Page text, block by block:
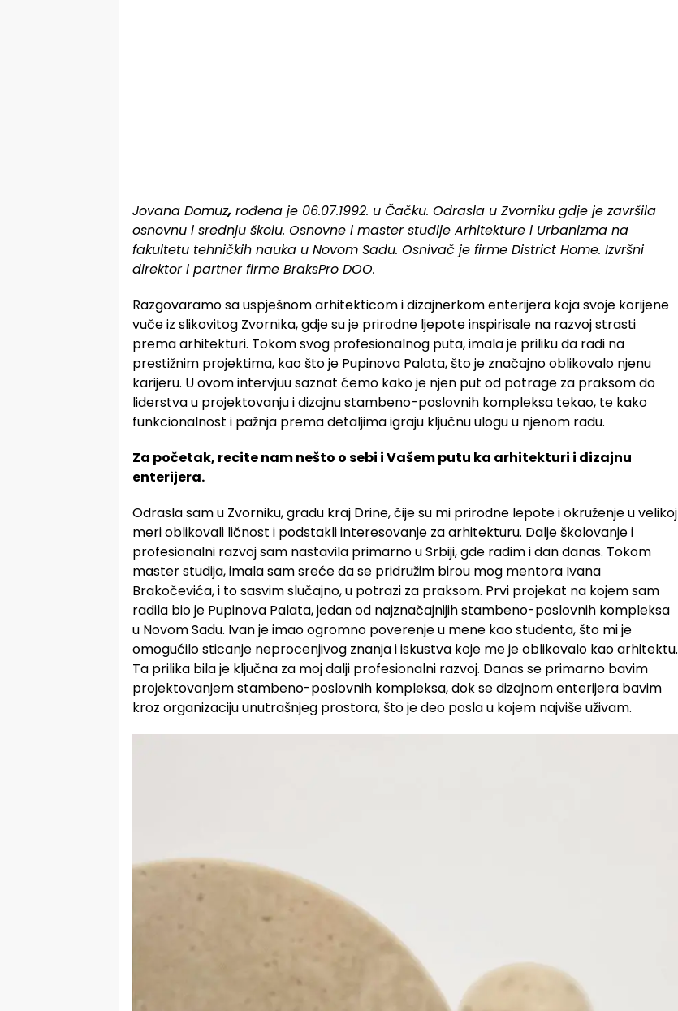
Jovana Domuz, rođena je 06.07.1992. u Čačku. Odrasla u Zvorniku gdje je završila
osnovnu i srednju školu. Osnovne i master studije Arhitekture i Urbanizma na
fakultetu tehničkih nauka u Novom Sadu. Osnivač je firme District Home. Izvršni
direktor i partner firme BraksPro DOO.
Razgovaramo sa uspješnom arhitekticom i dizajnerkom enterijera koja svoje korijene
vuče iz slikovitog Zvornika, gdje su je prirodne ljepote inspirisale na razvoj strasti
prema arhitekturi. Tokom svog profesionalnog puta, imala je priliku da radi na
prestižnim projektima, kao što je Pupinova Palata, što je značajno oblikovalo njenu
karijeru. U ovom intervjuu saznat ćemo kako je njen put od potrage za praksom do
liderstva u projektovanju i dizajnu stambeno-poslovnih kompleksa tekao, te kako
funkcionalnost i pažnja prema detaljima igraju ključnu ulogu u njenom radu.
Za početak, recite nam nešto o sebi i Vašem putu ka arhitekturi i dizajnu
enterijera.
Odrasla sam u Zvorniku, gradu kraj Drine, čije su mi prirodne lepote i okruženje u velikoj
meri oblikovali ličnost i podstakli interesovanje za arhitekturu. Dalje školovanje i
profesionalni razvoj sam nastavila primarno u Srbiji, gde radim i dan danas. Tokom
master studija, imala sam sreće da se pridružim birou mog mentora Ivana
Brakočevića, i to sasvim slučajno, u potrazi za praksom. Prvi projekat na kojem sam
radila bio je Pupinova Palata, jedan od najznačajnijih stambeno-poslovnih kompleksa
u Novom Sadu. Ivan je imao ogromno poverenje u mene kao studenta, što mi je
omogućilo sticanje neprocenjivog znanja i iskustva koje me je oblikovalo kao arhitektu.
Ta prilika bila je ključna za moj dalji profesionalni razvoj. Danas se primarno bavim
projektovanjem stambeno-poslovnih kompleksa, dok se dizajnom enterijera bavim
kroz organizaciju unutrašnjeg prostora, što je deo posla u kojem najviše uživam.